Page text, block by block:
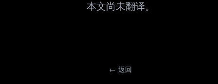
本文尚未翻译。
← 返回